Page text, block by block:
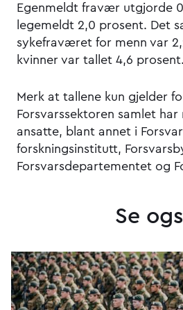
Egenmeldt fravær utgjorde
legemeldt 2,0 prosent. Det
sykefraværet for menn var
kvinner var tallet 4,6 prosent.
Merk at tallene kun gjelder
Forsvarssektoren samlet har
ansatte, blant annet i
forskningsinstitutt,
Forsvarsdepartementet og
Se